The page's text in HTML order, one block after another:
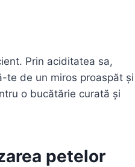
Prin aciditatea sa,
te de un miros proaspăt și
o bucătărie curată și
petelor